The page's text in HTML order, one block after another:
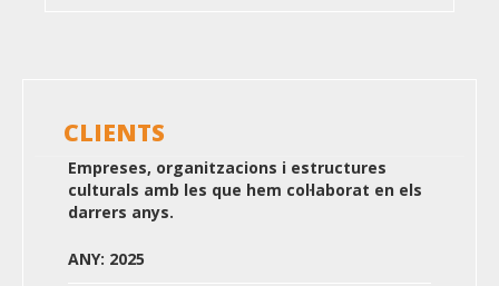
CLIENTS
Empreses, organitzacions i estructures
culturals amb les que hem col·laborat en els
darrers anys.
ANY: 2025